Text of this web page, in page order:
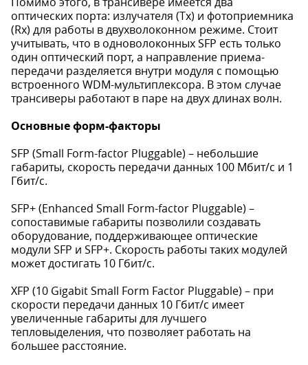
оптических порта: излучателя (Tx) и фотоприемника
(Rx) для работы в двухволоконном режиме. Стоит
учитывать, что в одноволоконных SFP есть только
один оптический порт, а направление приема-
передачи разделяется внутри модуля с помощью
встроенного WDM-мультиплексора. В этом случае
трансиверы работают в паре на двух длинах волн.
Основные форм-факторы
SFP (Small Form-factor Pluggable) – небольшие
габариты, скорость передачи данных 100 Мбит/c и 1
Гбит/c.
SFP+ (Enhanced Small Form-factor Pluggable) –
сопоставимые габариты позволили создавать
оборудование, поддерживающее оптические
модули SFP и SFP+. Скорость работы таких модулей
может достигать 10 Гбит/c.
XFP (10 Gigabit Small Form Factor Pluggable) – при
скорости передачи данных 10 Гбит/c имеет
увеличенные габариты для лучшего
тепловыделения, что позволяет работать на
большее расстояние.